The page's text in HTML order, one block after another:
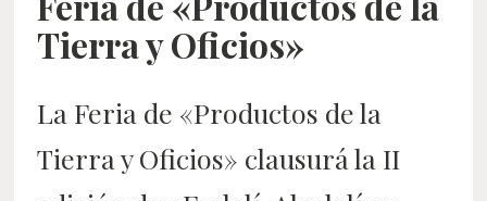
Tierra y Oficios»
La Feria de «Productos de la
Tierra y Oficios» clausurá la II